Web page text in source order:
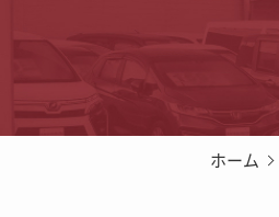
ホーム